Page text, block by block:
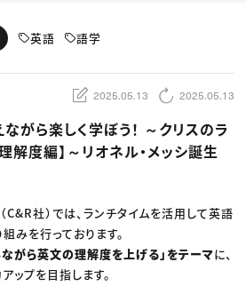
トップ
ュー
プ
らのお知らせ
ショナル×つながる×メディア
英語 語学
2025.05.13 2025.05.13
がら楽しく学ぼう！ ～クリスのラ
解度編】～リオネル・メッシ誕生
C&R社）では、ランチタイムを活用して英語
みを行っております。
ながら英文の理解度を上げる」をテーマに、
ップを目指します。